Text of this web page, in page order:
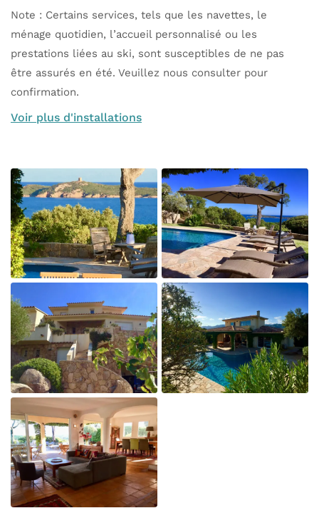
Note : Certains services, tels que les navettes, le
ménage quotidien, l’accueil personnalisé ou les
prestations liées au ski, sont susceptibles de ne pas
être assurés en été. Veuillez nous consulter pour
confirmation.
Voir plus d'installations